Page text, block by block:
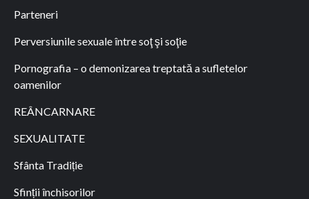
Parteneri
Perversiunile sexuale între soţ şi soţie
Pornografia – o demonizarea treptată a sufletelor
oamenilor
REÂNCARNARE
SEXUALITATE
Sfânta Tradiție
Sfinții închisorilor